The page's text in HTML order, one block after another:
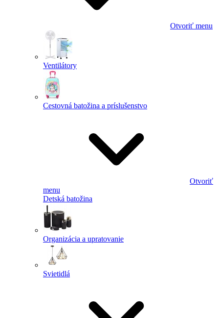
Otvoriť menu
Ventilátory
Cestovná batožina a príslušenstvo
Otvoriť
menu
Detská batožina
Organizácia a upratovanie
Svietidlá